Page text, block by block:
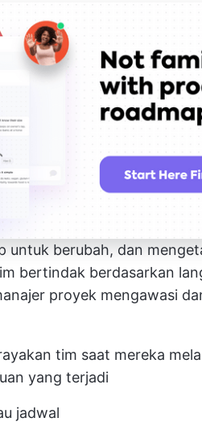
untuk berubah, dan
bertindak berdasarkan
proyek mengawasi
tim saat mereka
yang terjadi
jadwal